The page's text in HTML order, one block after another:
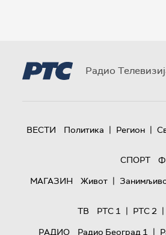
Радио
ВЕСТИ Политика | Регион |
СПОРТ
МАГАЗИН
Живот |
ТВ
РТС 1 | РТС 2 |
РАДИО
Радио Београд 1 |